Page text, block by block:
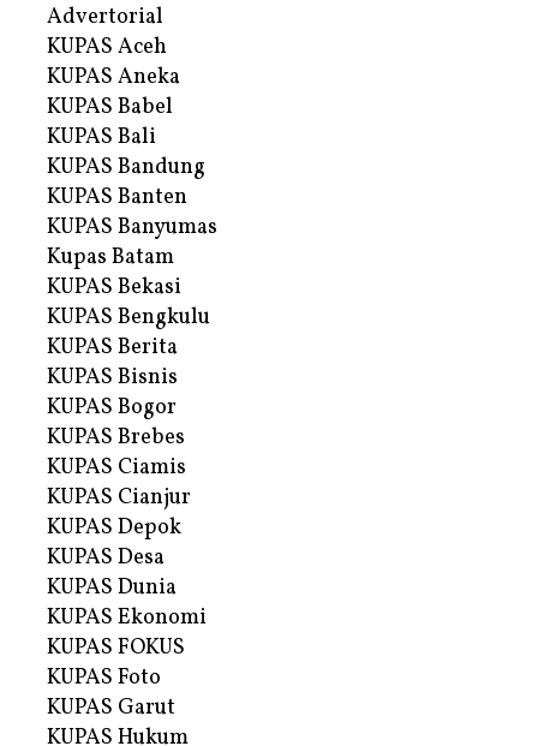
Advertorial
KUPAS Aceh
KUPAS Aneka
KUPAS Babel
KUPAS Bali
KUPAS Bandung
KUPAS Banten
KUPAS Banyumas
Kupas Batam
KUPAS Bekasi
KUPAS Bengkulu
KUPAS Berita
KUPAS Bisnis
KUPAS Bogor
KUPAS Brebes
KUPAS Ciamis
KUPAS Cianjur
KUPAS Depok
KUPAS Desa
KUPAS Dunia
KUPAS Ekonomi
KUPAS FOKUS
KUPAS Foto
KUPAS Garut
KUPAS Hukum